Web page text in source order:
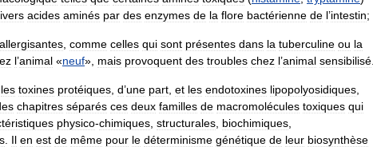
acides aminés par des enzymes de la flore bactérienne de l’intestin;
allergisantes comme celles qui sont présentes dans la tuberculine ou la
l’animal «neuf», mais provoquent des troubles chez l’animal sensibilisé
les toxines protéiques d’une part et les endotoxines lipopolyosidiques
chapitres séparés ces deux familles de macromolécules toxiques qui
physico-chimiques structurales biochimiques
Il en est de même pour le déterminisme génétique de leur biosynthèse